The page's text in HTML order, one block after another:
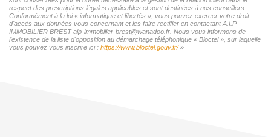
respect des prescriptions légales applicables et sont destinées à nos conseillers
Conformément à la loi « informatique et libertés », vous pouvez exercer votre droit
d'accès aux données vous concernant et les faire rectifier en contactant A.I.P
IMMOBILIER BREST aip-immobilier-brest@wanadoo.fr. Nous vous informons de
l'existence de la liste d'opposition au démarchage téléphonique « Bloctel », sur laquelle
vous pouvez vous inscrire ici : https://www.bloctel.gouv.fr/»